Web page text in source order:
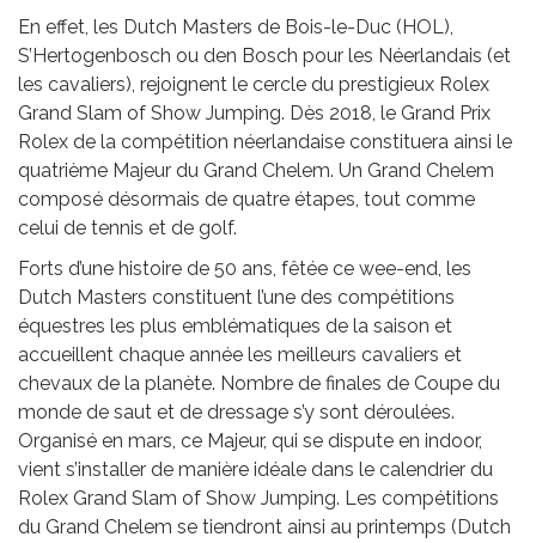
En effet, les Dutch Masters de Bois-le-Duc (HOL),
S’Hertogenbosch ou den Bosch pour les Néerlandais (et
les cavaliers), rejoignent le cercle du prestigieux Rolex
Grand Slam of Show Jumping. Dès 2018, le Grand Prix
Rolex de la compétition néerlandaise constituera ainsi le
quatrième Majeur du Grand Chelem. Un Grand Chelem
composé désormais de quatre étapes, tout comme
celui de tennis et de golf.
Forts d’une histoire de 50 ans, fêtée ce wee-end, les
Dutch Masters constituent l’une des compétitions
équestres les plus emblématiques de la saison et
accueillent chaque année les meilleurs cavaliers et
chevaux de la planète. Nombre de finales de Coupe du
monde de saut et de dressage s’y sont déroulées.
Organisé en mars, ce Majeur, qui se dispute en indoor,
vient s’installer de manière idéale dans le calendrier du
Rolex Grand Slam of Show Jumping. Les compétitions
du Grand Chelem se tiendront ainsi au printemps (Dutch